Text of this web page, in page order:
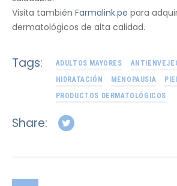
Visita también Farmalink.pe para
dermatológicos de alta calidad.
Tags: ADULTOS MAYORES
HIDRATACIÓN
MENOPAUSIA
PRODUCTOS DERMATOLÓGICOS
Share: